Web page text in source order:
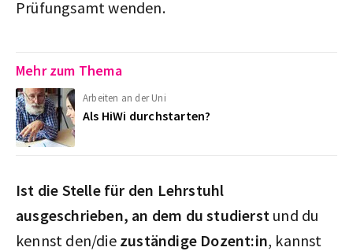
Prüfungsamt wenden.
Mehr zum Thema
Arbeiten an der Uni
Als HiWi durchstarten?
Ist die Stelle für den Lehrstuhl
ausgeschrieben, an dem du studierst und du
kennst den/die zuständige Dozent:in, kannst